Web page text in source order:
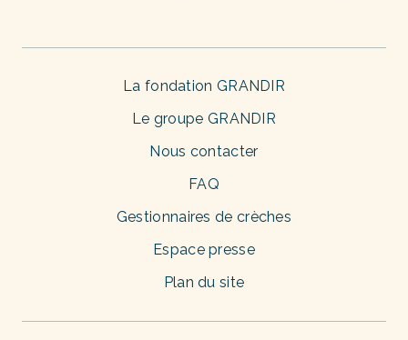
La fondation GRANDIR
Le groupe GRANDIR
Nous contacter
FAQ
Gestionnaires de crèches
Espace presse
Plan du site